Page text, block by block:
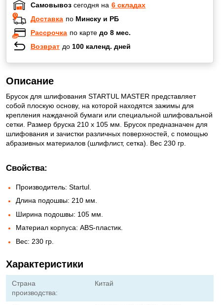
Самовывоз сегодня на 6 складах
Доставка по Минску и РБ
Рассрочка по карте до 8 мес.
Возврат до 100 календ. дней
Описание
Брусок для шлифования STARTUL MASTER представляет
собой плоскую основу, на которой находятся зажимы для
крепления наждачной бумаги или специальной шлифовальной
сетки. Размер бруска 210 х 105 мм. Брусок предназначен для
шлифования и зачистки различных поверхностей, с помощью
абразивных материалов (шлифлист, сетка). Вес 230 гр.
Свойства:
Производитель: Startul.
Длина подошвы: 210 мм.
Ширина подошвы: 105 мм.
Материал корпуса: ABS-пластик.
Вес: 230 гр.
Характеристики
Страна
производства:
Китай